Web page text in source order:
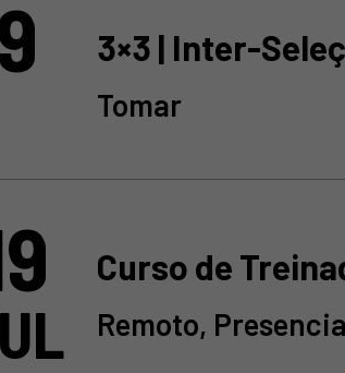
3×3 | Inter-
Tomar
Curso de
Remoto,